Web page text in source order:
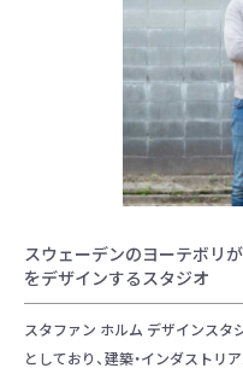
スウェーデンのヨーテボリ
をデザインするスタジオ
スタファン ホルム デザインスタ
としており、建築・インダストリ